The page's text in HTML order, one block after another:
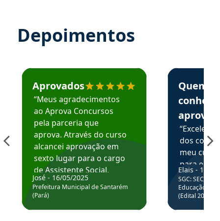
Depoimentos
Estudante José recomenda o Aprova Concursos em
Aprovados
“Meus agradecimentos
ao Aprova Concursos
pela parceria que
aprova. Através do curso
alcancei aprovação em
sexto lugar para o cargo
de Assistente Social.
Hoje estou atuando na
Prefeitura de Santarém.
José - 16/05/2025
Prefeitura Municipal de Santarém
(Pará)
Estudante
Quem
aprova
dos
meu
para
colocar
através
de
Elais - 15/
SGC: SEC BA
Educação
(Edital